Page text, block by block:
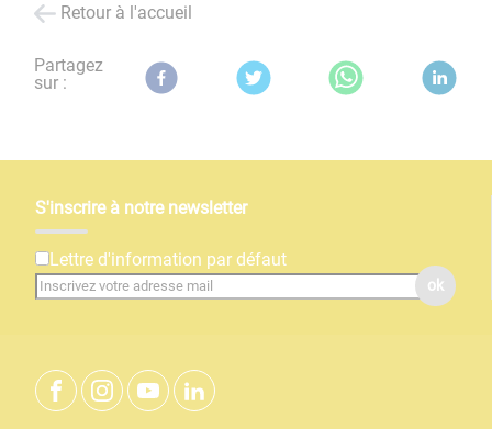
Retour à l'accueil
Partagez
sur :
S'inscrire à notre newsletter
Lettre d'information par défaut
ok